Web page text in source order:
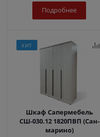
Подробнее
ХИТ
Шкаф Сапермебель
СШ-030.12 1820ПВП (Сан-
марино)